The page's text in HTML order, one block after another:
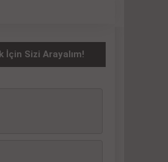
İçin Sizi Arayalım!